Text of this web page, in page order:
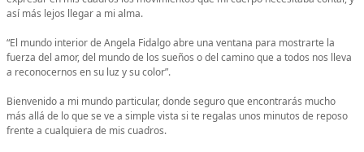
así más lejos llegar a mi alma.
“El mundo interior de Angela Fidalgo abre una ventana para mostrarte la
fuerza del amor, del mundo de los sueños o del camino que a todos nos lleva
a reconocernos en su luz y su color”.
Bienvenido a mi mundo particular, donde seguro que encontrarás mucho
más allá de lo que se ve a simple vista si te regalas unos minutos de reposo
frente a cualquiera de mis cuadros.